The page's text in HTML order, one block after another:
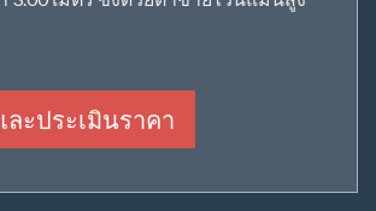
ะประเมินราคา